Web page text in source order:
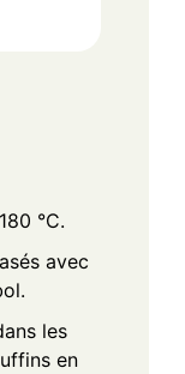
°C.
avec
les
en